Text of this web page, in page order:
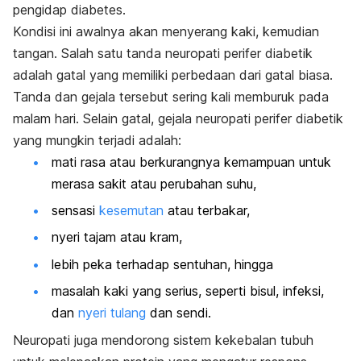
pengidap diabetes.
Kondisi ini awalnya akan menyerang kaki, kemudian
tangan. Salah satu tanda neuropati perifer diabetik
adalah gatal yang memiliki perbedaan dari gatal biasa.
Tanda dan gejala tersebut sering kali memburuk pada
malam hari. Selain gatal, gejala neuropati perifer diabetik
yang mungkin terjadi adalah:
mati rasa atau berkurangnya kemampuan untuk
merasa sakit atau perubahan suhu,
sensasi kesemutan atau terbakar,
nyeri tajam atau kram,
lebih peka terhadap sentuhan, hingga
masalah kaki yang serius, seperti bisul, infeksi,
dan nyeri tulang dan sendi.
Neuropati juga mendorong sistem kekebalan tubuh